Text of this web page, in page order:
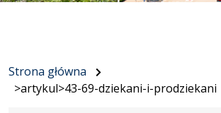
Strona główna
>artykul>43-69-dziekani-i-prodziekani